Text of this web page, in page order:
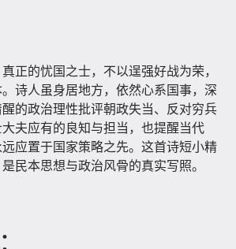
正的忧国之士，不以逞强好战为荣，
诗人虽身居地方，依然心系国事，深
的政治理性批评朝政失当、反对穷兵
夫应有的良知与担当，也提醒当代
应置于国家策略之先。这首诗短小精
民本思想与政治风骨的真实写照。